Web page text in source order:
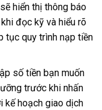
hiển thị thông báo
đọc kỹ và hiểu rõ
tục quy trình nạp tiền
số tiền bạn muốn
trước khi nhấn
kế hoạch giao dịch